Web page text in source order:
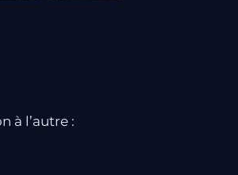
à l’autre :